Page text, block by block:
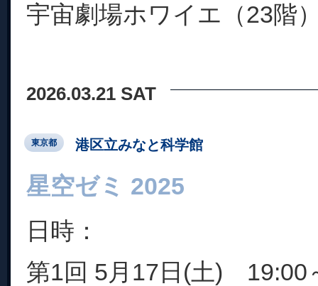
宇宙劇場ホワイエ（23階
2026.03.21 SAT
東京都 港区立みなと科学館
星空ゼミ 2025
日時：
第1回 5月17日(土) 19:00